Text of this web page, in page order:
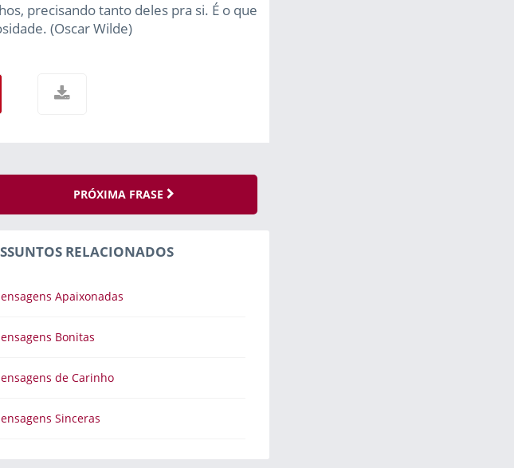
precisando tanto deles pra si. É o que
(Oscar Wilde)
PRÓXIMA FRASE
RELACIONADOS
Apaixonadas
Bonitas
de Carinho
Sinceras